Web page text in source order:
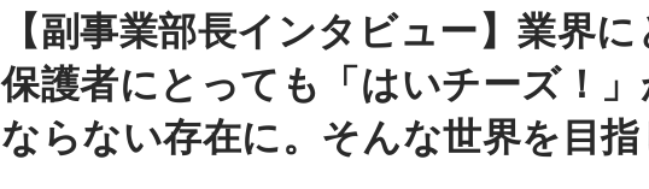
【副事業部長インタビュー】業界に
保護者にとっても「はいチーズ！
ならない存在に。そんな世界を目